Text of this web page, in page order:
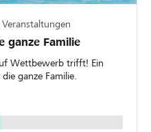
ganze Familie
Wettbewerb trifft! Ein
ganze Familie.